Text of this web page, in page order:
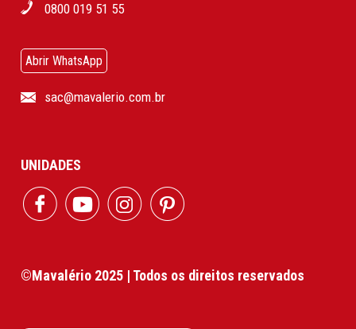
0800 019 51 55
Abrir WhatsApp
sac@mavalerio.com.br
UNIDADES
©Mavalério 2025 | Todos os direitos reservados